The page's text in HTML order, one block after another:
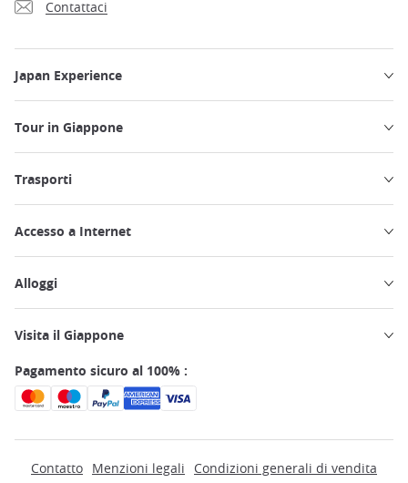
Contattaci
Japan Experience
Tour in Giappone
Trasporti
Accesso a Internet
Alloggi
Visita il Giappone
Pagamento sicuro al 100% :
Contatto Menzioni legali Condizioni generali di vendita